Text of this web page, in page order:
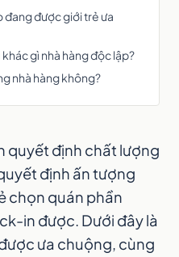
đang được giới trẻ ưa
khác gì nhà hàng độc lập?
nhà hàng không?
quyết định chất lượng
định ấn tượng
chọn quán phần
in được. Dưới đây là
ưa chuộng, cùng